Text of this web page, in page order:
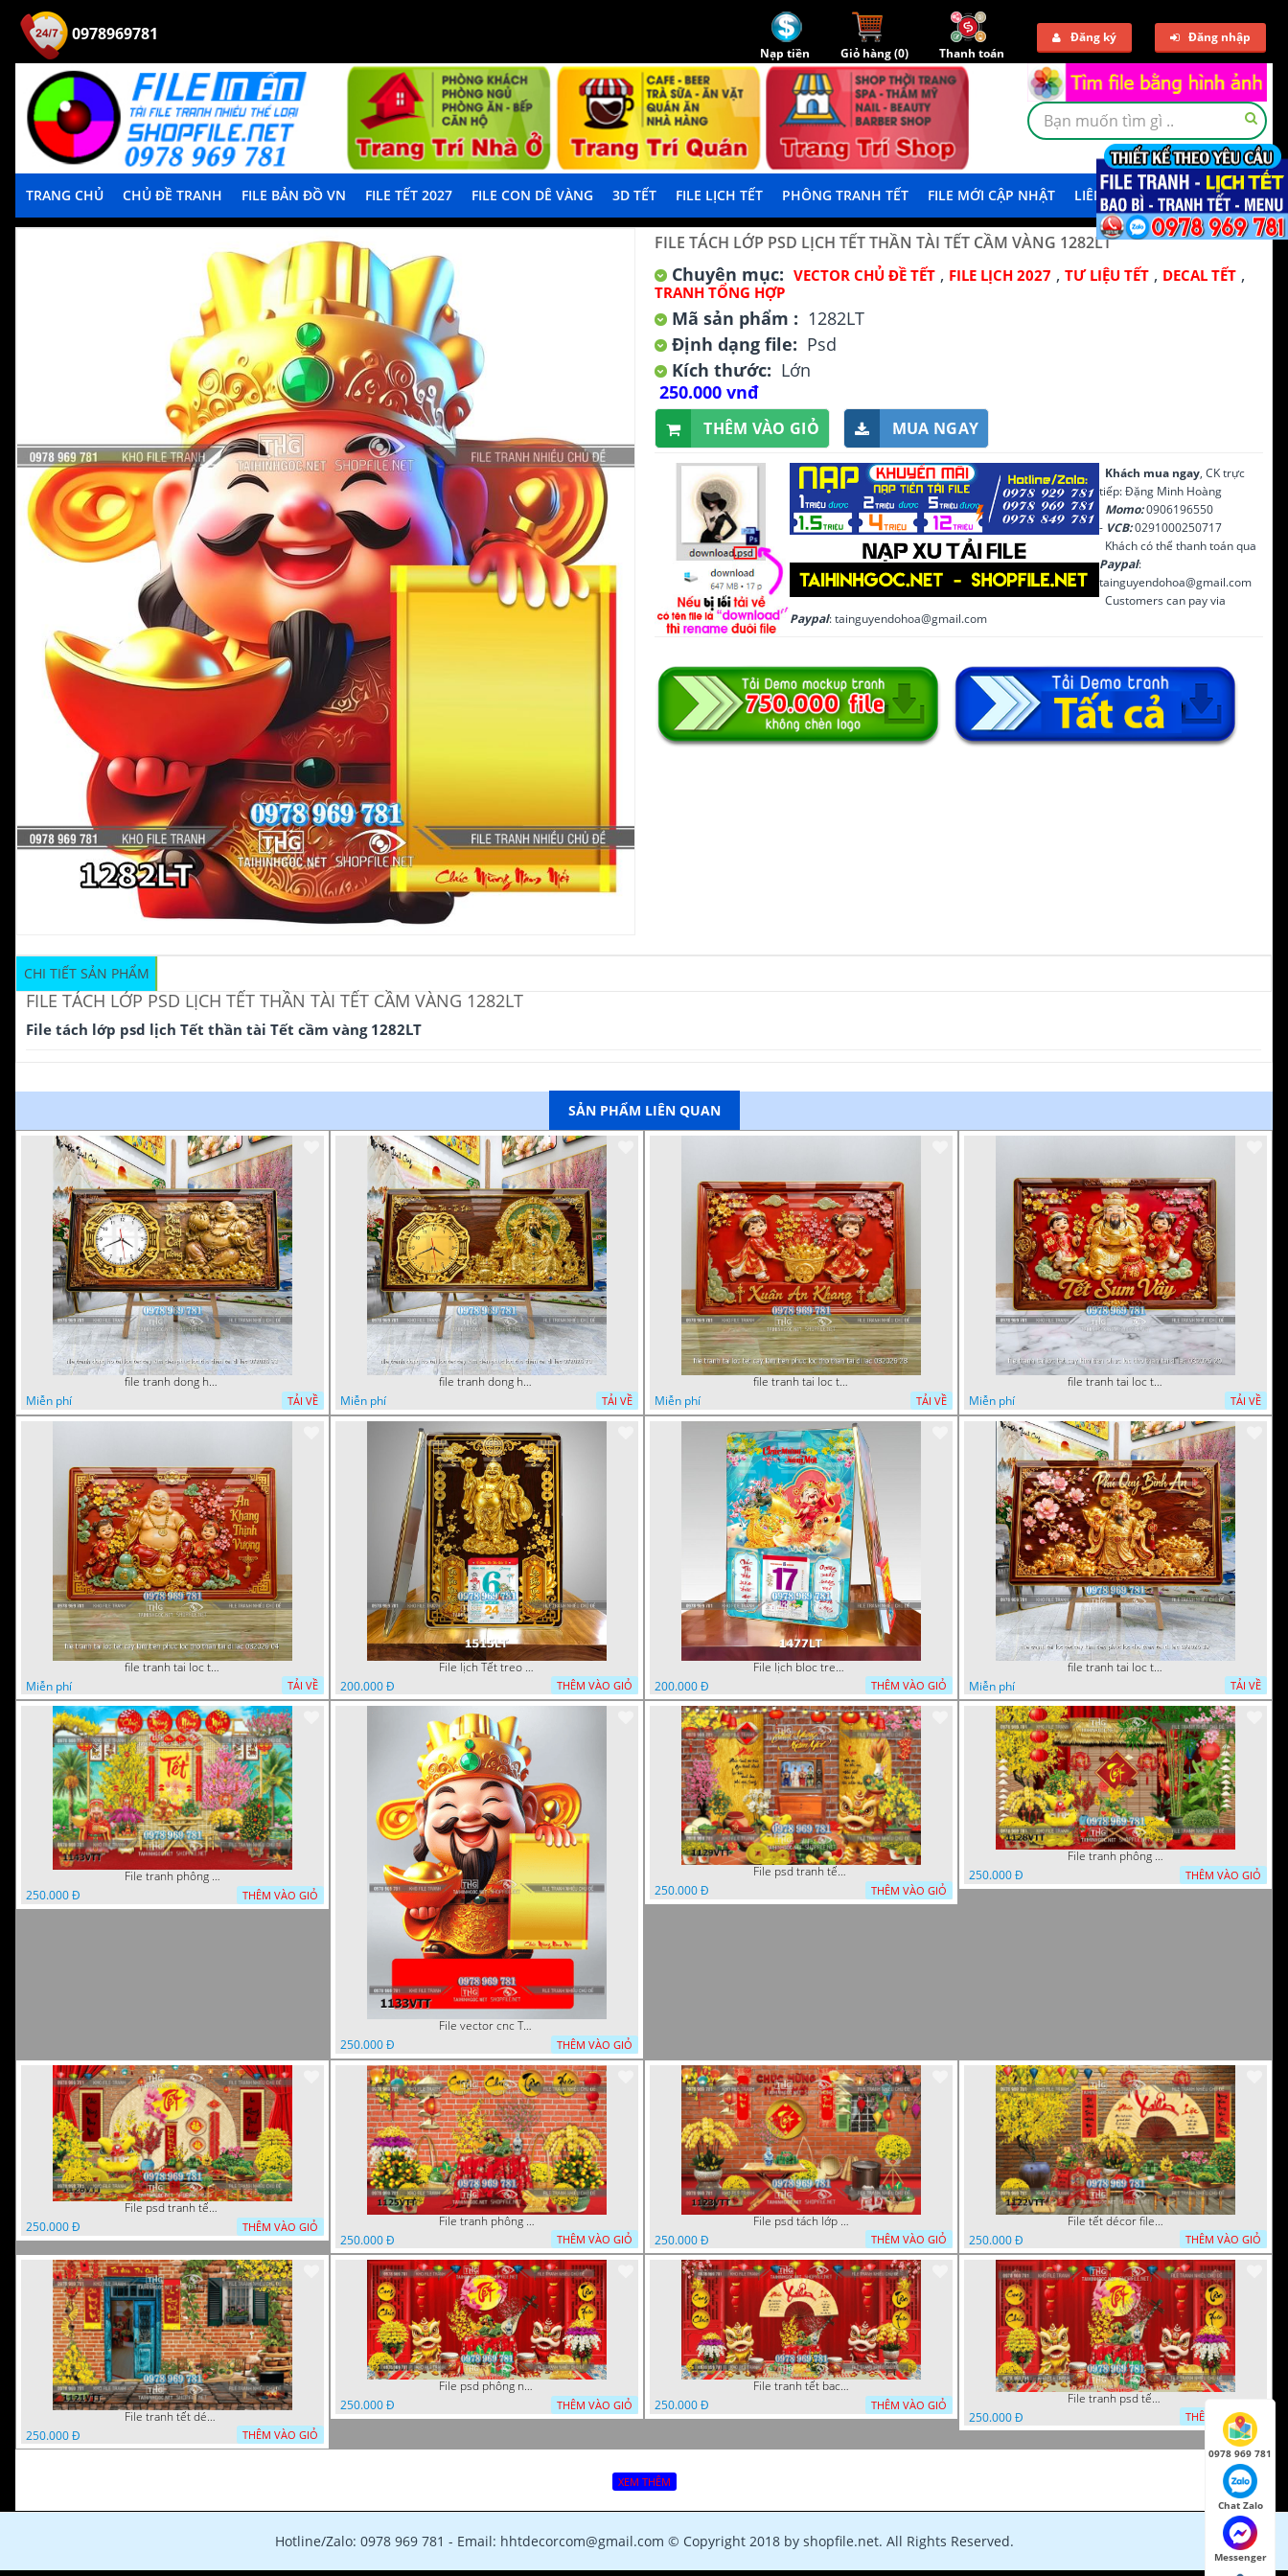
0978969781
Nạp tiền Giỏ hàng (0) Thanh toán
Đăng ký Đăng nhập
TRANG CHỦ CHỦ ĐỀ TRANH FILE BẢN ĐỒ VN FILE TẾT 2027 FILE CON DÊ VÀNG 3D TẾT FILE LỊCH TẾT PHÔNG TRANH TẾT FILE MỚI CẬP NHẬT LIÊN HỆ TẢI DEMO
FILE TÁCH LỚP PSD LỊCH TẾT THẦN TÀI TẾT CẦM VÀNG 1282LT
Chuyên mục: VECTOR CHỦ ĐỀ TẾT , FILE LỊCH 2027 ,TƯ LIỆU TẾT , DECAL TẾT ,
TRANH TỔNG HỢP
Mã sản phẩm : 1282LT
Định dạng file: Psd
Kích thước: Lớn
250.000 vnđ
THÊM VÀO GIỎ MUA NGAY
Khách mua ngay, CK trực
tiếp: Đặng Minh Hoàng
Momo:0906196550
- VCB:0291000250717
Khách có thể thanh toán qua
Paypal:
tainguyendohoa@gmail.com
Customers can pay via
Paypal: tainguyendohoa@gmail.com
CHI TIẾT SẢN PHẨM
FILE TÁCH LỚP PSD LỊCH TẾT THẦN TÀI TẾT CẦM VÀNG 1282LT
File tách lớp psd lịch Tết thần tài Tết cầm vàng 1282LT
SẢN PHẨM LIÊN QUAN
file tranh dong ho tai loc tet cay kim tien phuc loc tho than tai di lac 072026 93
Miễn phí
TẢI VỀ
file tranh dong ho tai loc tet cay kim tien phuc loc tho than tai di lac 072026 70
Miễn phí
TẢI VỀ
file tranh tai loc tet cay kim tien phuc loc tho than tai di lac 082026 28
Miễn phí
TẢI VỀ
file tranh tai loc tet cay kim tien phuc loc tho than tai di lac 082026 20
Miễn phí
TẢI VỀ
file tranh tai loc tet cay kim tien phuc loc tho than tai di lac 082026 04
Miễn phí
TẢI VỀ
File lịch Tết treo tường di lặc vàng gold 1515LT
200.000 Đ
THÊM VÀO GIỎ
File lịch bloc treo tường thần tài cưỡi cá chép thuận buồm xuôi gió 1477LT
200.000 Đ
THÊM VÀO GIỎ
file tranh tai loc tet cay kim tien phuc loc tho than tai di lac 072026 39
Miễn phí
TẢI VỀ
File tranh phông nền background tết chụp hình chụp ảnh tết thần tài mai đào xuân 1143VTT
250.000 Đ
THÊM VÀO GIỎ
File vector cnc Tết thần tài lịch tài lộc cầm vàng tết 1133VTT
250.000 Đ
THÊM VÀO GIỎ
File psd tranh tết năm mới background phông nền tết mai đào bánh tét 1129VTT
250.000 Đ
THÊM VÀO GIỎ
File tranh phông nền background décor tết 1128VTT
250.000 Đ
THÊM VÀO GIỎ
File psd tranh tết năm mới phông nền chụp hình tết décor 1126VTT
250.000 Đ
THÊM VÀO GIỎ
File tranh phông chụp hình tết file background tranh tết 1125VTT
250.000 Đ
THÊM VÀO GIỎ
File psd tách lớp tranh tết phông nền background trang trí 1123VTT
250.000 Đ
THÊM VÀO GIỎ
File tết décor file tranh background chụp hình tết 1122VTT
250.000 Đ
THÊM VÀO GIỎ
File tranh tết décor trang trí quán cà phê 1121VTT
250.000 Đ
THÊM VÀO GIỎ
File psd phông nền trang trí tết background chụp hình tết 1120VTT
250.000 Đ
THÊM VÀO GIỎ
File tranh tết background phông chụp hình tết tất niên 1119VTT
250.000 Đ
THÊM VÀO GIỎ
File tranh psd tết phông nền background tết 1116VTT
250.000 Đ
THÊM VÀO GIỎ
XEM THÊM
Hotline/Zalo: 0978 969 781 - Email: hhtdecorcom@gmail.com © Copyright 2018 by shopfile.net. All Rights Reserved.
0978 969 781
Chat Zalo
Messenger